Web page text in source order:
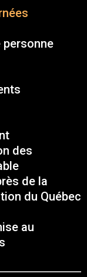
personne
des
de la
du Québec
au